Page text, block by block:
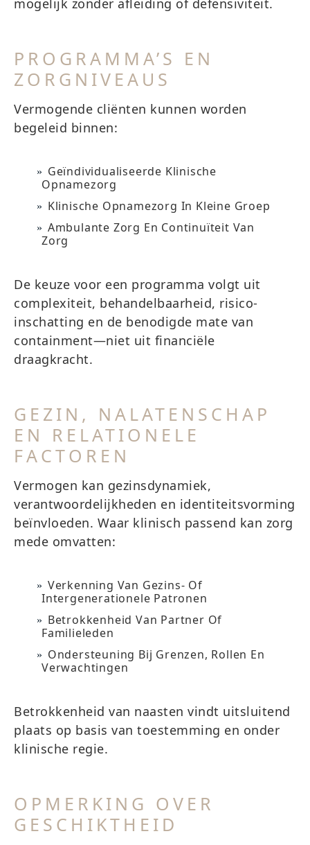
mogelijk zonder afleiding of defensiviteit.
PROGRAMMA’S EN
ZORGNIVEAUS
Vermogende cliënten kunnen worden
begeleid binnen:
Geïndividualiseerde Klinische
Opnamezorg
Klinische Opnamezorg In Kleine Groep
Ambulante Zorg En Continuïteit Van
Zorg
De keuze voor een programma volgt uit
complexiteit, behandelbaarheid, risico-
inschatting en de benodigde mate van
containment—niet uit financiële
draagkracht.
GEZIN, NALATENSCHAP
EN RELATIONELE
FACTOREN
Vermogen kan gezinsdynamiek,
verantwoordelijkheden en identiteitsvorming
beïnvloeden. Waar klinisch passend kan zorg
mede omvatten:
Verkenning Van Gezins- Of
Intergenerationele Patronen
Betrokkenheid Van Partner Of
Familieleden
Ondersteuning Bij Grenzen, Rollen En
Verwachtingen
Betrokkenheid van naasten vindt uitsluitend
plaats op basis van toestemming en onder
klinische regie.
OPMERKING OVER
GESCHIKTHEID